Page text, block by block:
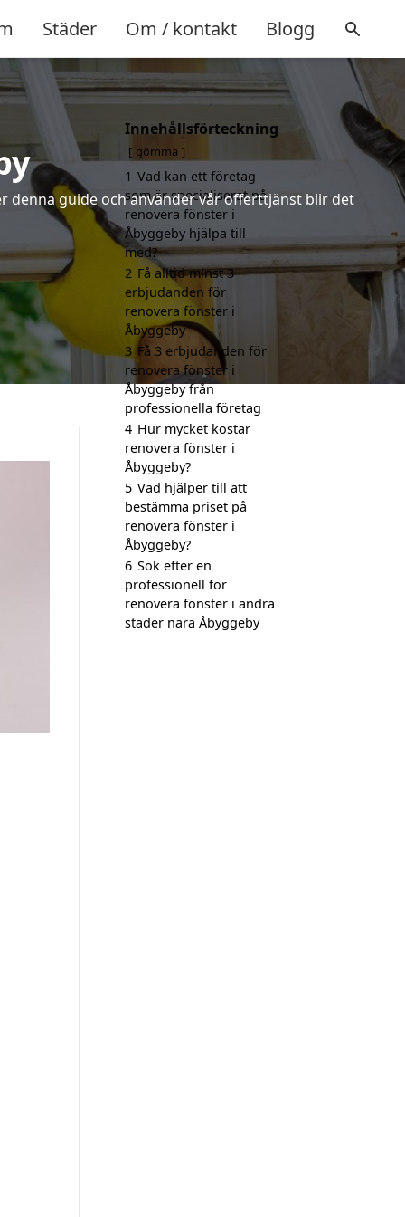
Städer Om / kontakt Blogg
denna guide och använder vår offerttjänst blir det
Innehållsförteckning
gömma
1 Vad kan ett företag
som är specialiserat på
renovera fönster i
Åbyggeby hjälpa till
med?
2 Få alltid minst 3
erbjudanden för
renovera fönster i
Åbyggeby
3 Få 3 erbjudanden för
renovera fönster i
Åbyggeby från
professionella företag
4 Hur mycket kostar
renovera fönster i
Åbyggeby?
5 Vad hjälper till att
bestämma priset på
renovera fönster i
Åbyggeby?
6 Sök efter en
professionell för
renovera fönster i andra
städer nära Åbyggeby